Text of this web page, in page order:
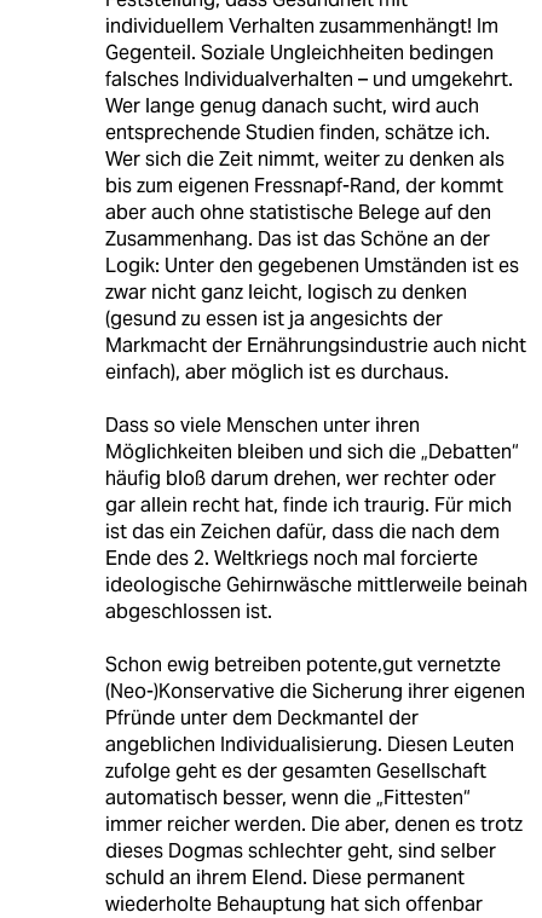
individuellem Verhalten zusammenhängt! Im
Gegenteil. Soziale Ungleichheiten bedingen
falsches Individualverhalten – und umgekehrt.
Wer lange genug danach sucht, wird auch
entsprechende Studien finden, schätze ich.
Wer sich die Zeit nimmt, weiter zu denken als
bis zum eigenen Fressnapf-Rand, der kommt
aber auch ohne statistische Belege auf den
Zusammenhang. Das ist das Schöne an der
Logik: Unter den gegebenen Umständen ist es
zwar nicht ganz leicht, logisch zu denken
(gesund zu essen ist ja angesichts der
Markmacht der Ernährungsindustrie auch nicht
einfach), aber möglich ist es durchaus.
Dass so viele Menschen unter ihren
Möglichkeiten bleiben und sich die „Debatten“
häufig bloß darum drehen, wer rechter oder
gar allein recht hat, finde ich traurig. Für mich
ist das ein Zeichen dafür, dass die nach dem
Ende des 2. Weltkriegs noch mal forcierte
ideologische Gehirnwäsche mittlerweile beinah
abgeschlossen ist.
Schon ewig betreiben potente,gut vernetzte
(Neo-)Konservative die Sicherung ihrer eigenen
Pfründe unter dem Deckmantel der
angeblichen Individualisierung. Diesen Leuten
zufolge geht es der gesamten Gesellschaft
automatisch besser, wenn die „Fittesten“
immer reicher werden. Die aber, denen es trotz
dieses Dogmas schlechter geht, sind selber
schuld an ihrem Elend. Diese permanent
wiederholte Behauptung hat sich offenbar